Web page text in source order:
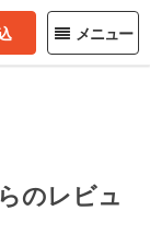
メニュー
のレビュ